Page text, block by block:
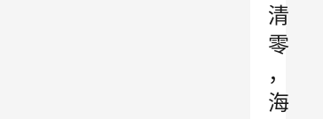
清
零
，
海